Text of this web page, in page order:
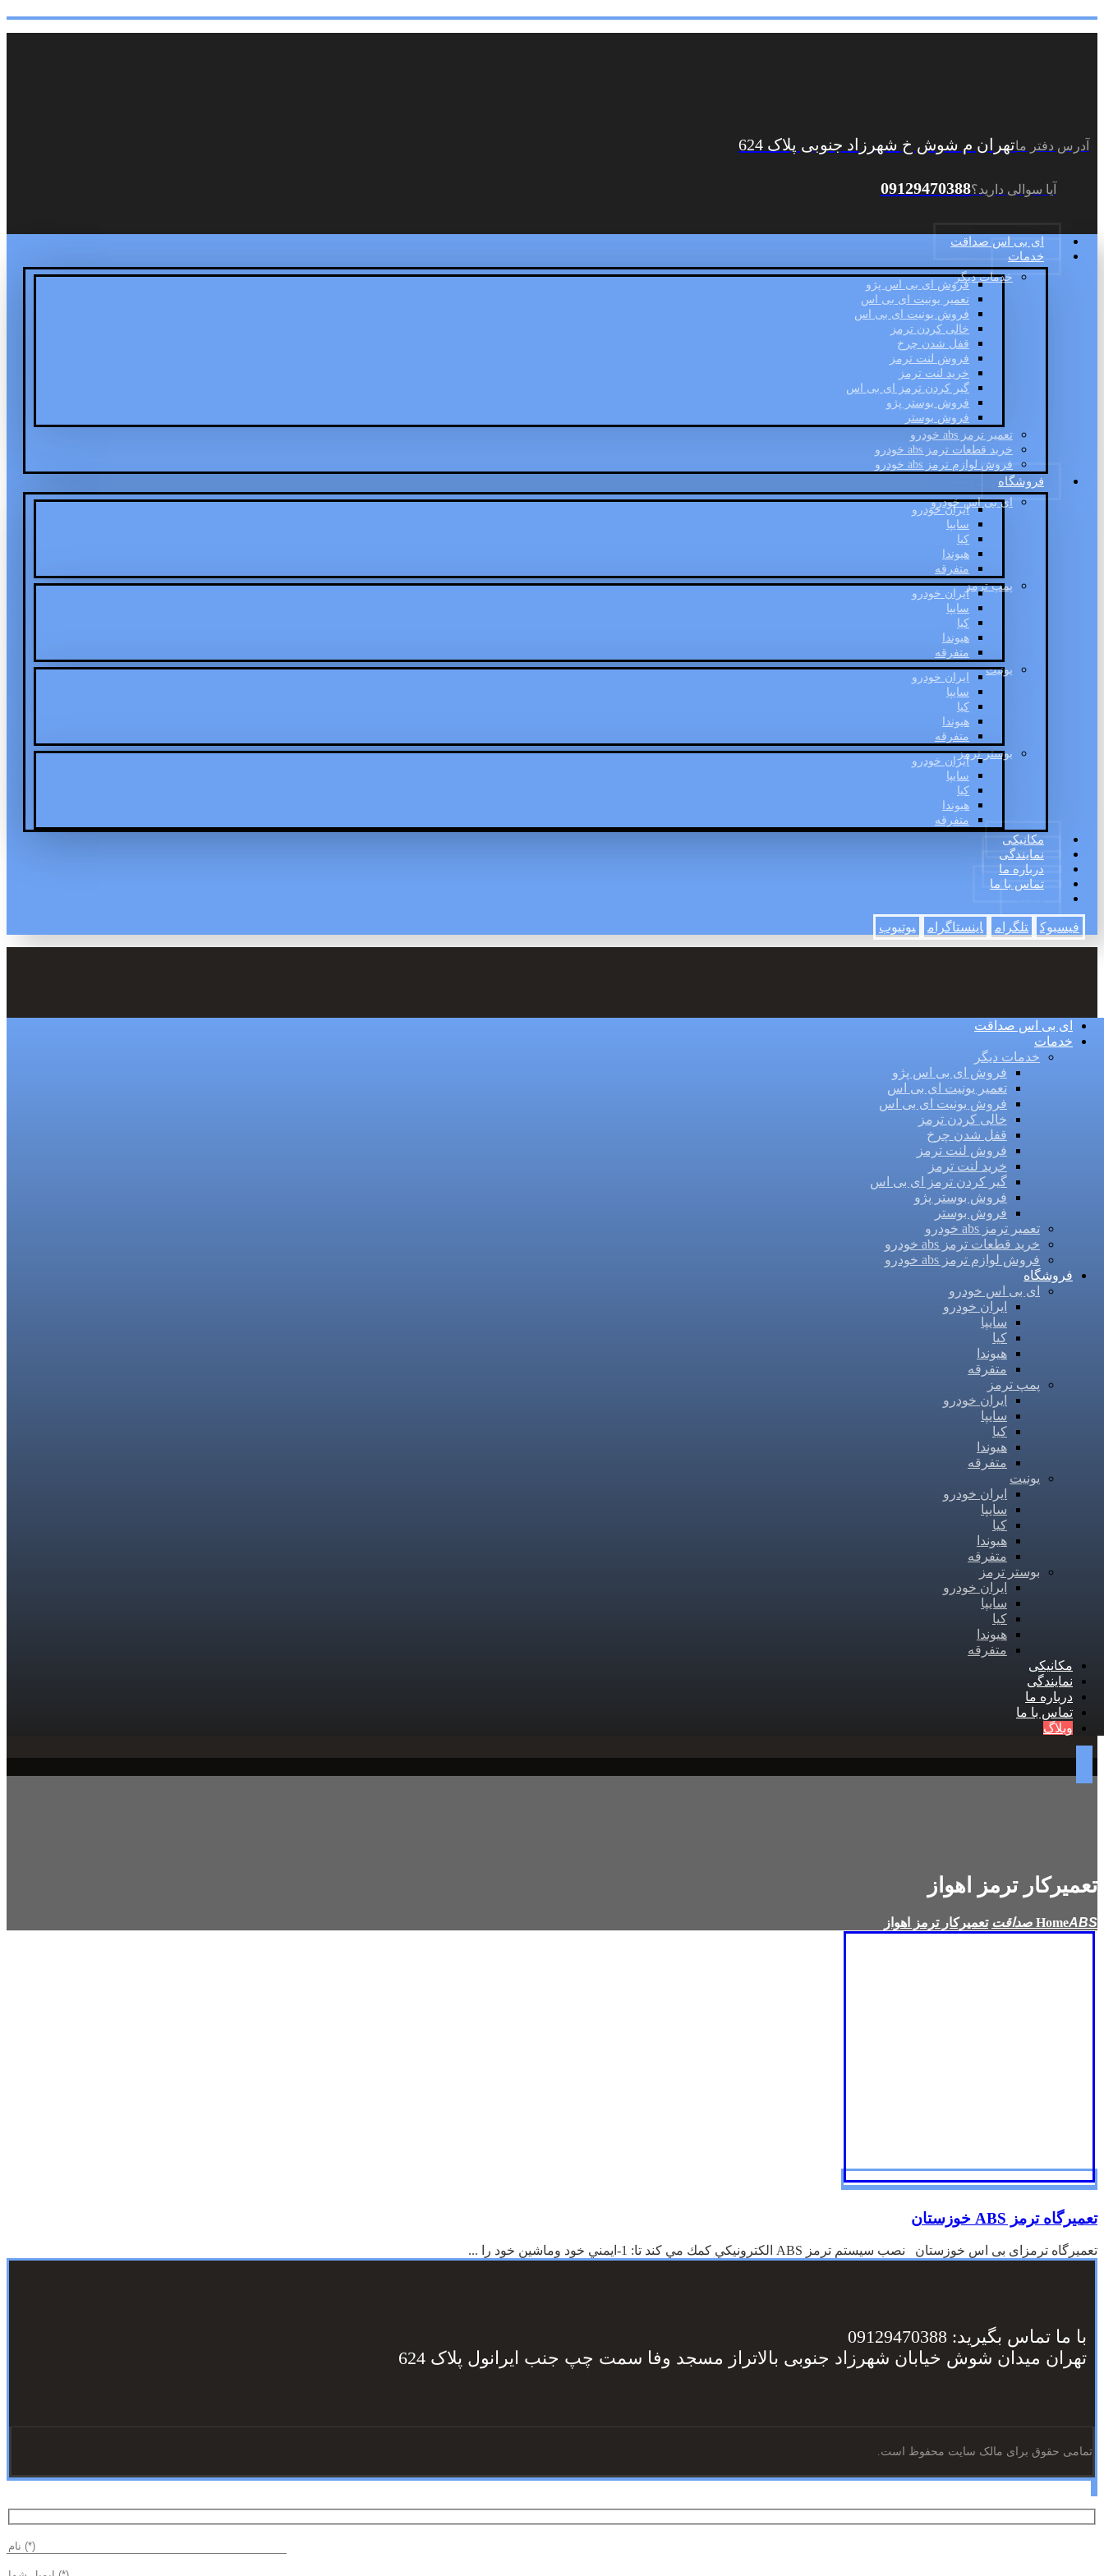
آدرس دفتر ماتهران م شوش خ شهرزاد جنوبی پلاک 624
آیا سوالی دارید؟09129470388
ای بی اس صداقت
خدمات
خدمات دیگر
فروش ای بی اس پژو
تعمیر یونیت ای بی اس
فروش یونیت ای بی اس
خالی کردن ترمز
قفل شدن چرخ
فروش لنت ترمز
خرید لنت ترمز
گیر کردن ترمز ای بی اس
فروش بوستر پژو
فروش بوستر
تعمیر ترمز abs خودرو
خرید قطعات ترمز abs خودرو
فروش لوازم ترمز abs خودرو
فروشگاه
ای بی اس خودرو
ایران خودرو
سایپا
کیا
هیوندا
متفرقه
پمپ ترمز
ایران خودرو
سایپا
کیا
هیوندا
متفرقه
یونیت
ایران خودرو
سایپا
کیا
هیوندا
متفرقه
بوستر ترمز
ایران خودرو
سایپا
کیا
هیوندا
متفرقه
مکانیکی
نمایندگی
درباره ما
تماس با ما
فیسبوک تلگرام اینستاگرام یوتیوب
ای بی اس صداقت
خدمات
خدمات دیگر
فروش ای بی اس پژو
تعمیر یونیت ای بی اس
فروش یونیت ای بی اس
خالی کردن ترمز
قفل شدن چرخ
فروش لنت ترمز
خرید لنت ترمز
گیر کردن ترمز ای بی اس
فروش بوستر پژو
فروش بوستر
تعمیر ترمز abs خودرو
خرید قطعات ترمز abs خودرو
فروش لوازم ترمز abs خودرو
فروشگاه
ای بی اس خودرو
ایران خودرو
سایپا
کیا
هیوندا
متفرقه
پمپ ترمز
ایران خودرو
سایپا
کیا
هیوندا
متفرقه
یونیت
ایران خودرو
سایپا
کیا
هیوندا
متفرقه
بوستر ترمز
ایران خودرو
سایپا
کیا
هیوندا
متفرقه
مکانیکی
نمایندگی
درباره ما
تماس با ما
وبلاگ
تعمیرکار ترمز اهواز
Home تعمیرکار ترمز اهواز
تعمیرگاه ترمز ABS خوزستان
تعمیرگاه ترمزای بی اس خوزستان نصب سيستم ترمز ABS الكترونيكي كمك مي كند تا: 1-ايمني خود وماشين خود را ...
با ما تماس بگیرید: 09129470388
تهران میدان شوش خیابان شهرزاد جنوبی بالاتراز مسجد وفا سمت چپ جنب ایرانول پلاک 624
تمامی حقوق برای مالک سایت محفوظ است.